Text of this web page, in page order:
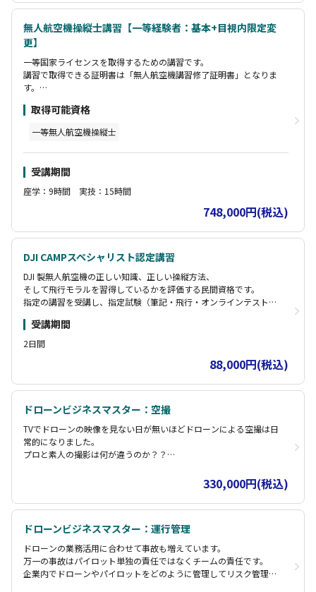
無人航空機操縦士講習【一等経験者：基本+目視内限定変
更】
一等国家ライセンスを取得するための講習です。
講習で取得できる証明書は「無人航空機講習修了証明書」となりま
す。
取得可能資格
一等無人航空機操縦士
受講期間
座学：9時間 実技：15時間
748,000円(税込)
DJI CAMPスペシャリスト認定講習
DJI 製無人航空機の正しい知識、正しい操縦方法、
そして飛行モラルを習得しているかを評価する民間資格です。
指定の講習を受講し、指定試験（筆記・飛行・オンラインテスト）
DJI CAMPスペシャリストの認定が受けられます。
受講期間
2日間
88,000円(税込)
ドローンビジネスマスター：空撮
TVでドローンの映像を見ない日が無いほどドローンによる空撮は日
常的になりました。
プロと素人の撮影は何が違うのか？？
合わせて「構図」「画像編集」「色調整」「シナリオ作成」など空
個人宅の記念撮影から4K番組の撮影やライブ配配信まで空撮は生き
様々な現場経験から得たノウハウをお伝えします。
330,000円(税込)
ドローンビジネスマスター：運行管理
ドローンの業務活用に合わせて事故も増えています。
万一の事故はパイロット単独の責任ではなくチームの責任です。
企業内でドローンやパイロットをどのように管理してリスク管理を